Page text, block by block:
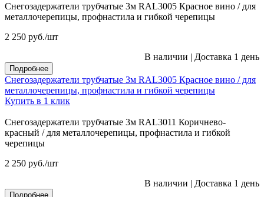
Снегозадержатели трубчатые 3м RAL3005 Красное вино / для
металлочерепицы, профнастила и гибкой черепицы
2 250 руб./шт
В наличии | Доставка 1 день
Подробнее
Снегозадержатели трубчатые 3м RAL3005 Красное вино / для
металлочерепицы, профнастила и гибкой черепицы
Купить в 1 клик
Снегозадержатели трубчатые 3м RAL3011 Коричнево-
красный / для металлочерепицы, профнастила и гибкой
черепицы
2 250 руб./шт
В наличии | Доставка 1 день
Подробнее